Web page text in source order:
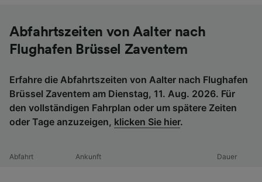
Abfahrtszeiten von Aalter nach
Flughafen Brüssel Zaventem
Erfahre die Abfahrtszeiten von Aalter nach Flughafen
Brüssel Zaventem am Dienstag, 11. Aug. 2026. Für
den vollständigen Fahrplan oder um spätere Zeiten
oder Tage anzuzeigen, klicken Sie hier.
Abfahrt Ankunft Dauer